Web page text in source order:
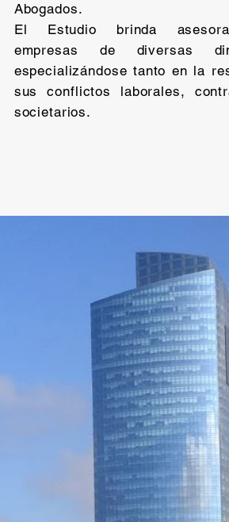
Abogados.
El Estudio brinda
empresas de diversas
especializándose tanto en la
sus conflictos laborales,
societarios.